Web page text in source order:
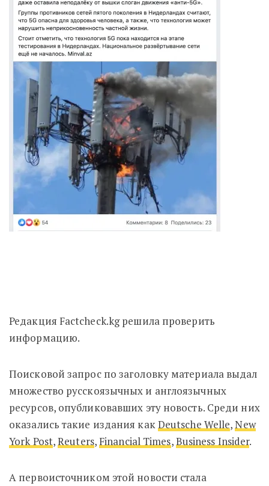
Редакция Factcheck.kg решила проверить
информацию.
Поисковой запрос по заголовку материала выдал
множество русскоязычных и англоязычных
ресурсов, опубликовавших эту новость. Среди них
оказались такие издания какDeutsche Welle,New
York Post,Reuters, Financial Times,Business Insider.
А первоисточником этой новости стала